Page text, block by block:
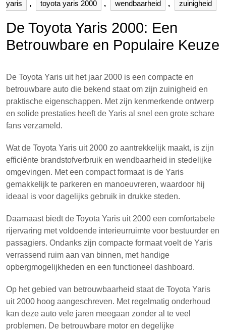
yaris
, toyota yaris 2000 , wendbaarheid , zuinigheid
De Toyota Yaris 2000: Een
Betrouwbare en Populaire Keuze
De Toyota Yaris uit het jaar 2000 is een compacte en
betrouwbare auto die bekend staat om zijn zuinigheid en
praktische eigenschappen. Met zijn kenmerkende ontwerp
en solide prestaties heeft de Yaris al snel een grote schare
fans verzameld.
Wat de Toyota Yaris uit 2000 zo aantrekkelijk maakt, is zijn
efficiënte brandstofverbruik en wendbaarheid in stedelijke
omgevingen. Met een compact formaat is de Yaris
gemakkelijk te parkeren en manoeuvreren, waardoor hij
ideaal is voor dagelijks gebruik in drukke steden.
Daarnaast biedt de Toyota Yaris uit 2000 een comfortabele
rijervaring met voldoende interieurruimte voor bestuurder en
passagiers. Ondanks zijn compacte formaat voelt de Yaris
verrassend ruim aan van binnen, met handige
opbergmogelijkheden en een functioneel dashboard.
Op het gebied van betrouwbaarheid staat de Toyota Yaris
uit 2000 hoog aangeschreven. Met regelmatig onderhoud
kan deze auto vele jaren meegaan zonder al te veel
problemen. De betrouwbare motor en degelijke